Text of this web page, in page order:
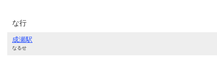
な行
成瀬駅
なるせ